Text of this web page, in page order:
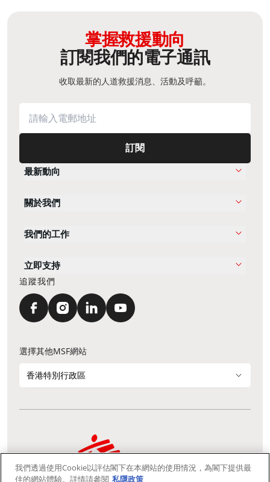
掌握救援動向
訂閱我們的電子通訊
收取最新的人道救援消息、活動及呼籲。
訂閱
最新動向
關於我們
我們的工作
立即支持
追蹤我們
選擇其他MSF網站
香港特別行政區
通訊資料更新 鳴謝 私隱聲明
我們透過使用Cookie以評估閣下在本網站的使用情況，為閣下提供最
佳的網站體驗。詳情請參閱 私隱政策